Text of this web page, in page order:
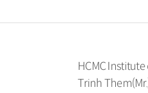
HCMC
Trinh